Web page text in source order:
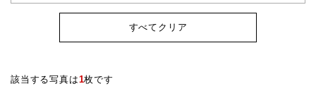
すべてクリア
該当する写真は1枚です